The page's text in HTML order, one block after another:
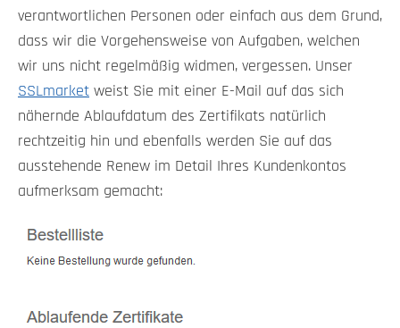
verantwortlichen Personen oder einfach aus dem Grund,
dass wir die Vorgehensweise von Aufgaben, welchen
wir uns nicht regelmäßig widmen, vergessen. Unser
SSLmarket weist Sie mit einer E-Mail auf das sich
nähernde Ablaufdatum des Zertifikats natürlich
rechtzeitig hin und ebenfalls werden Sie auf das
ausstehende Renew im Detail Ihres Kundenkontos
aufmerksam gemacht: